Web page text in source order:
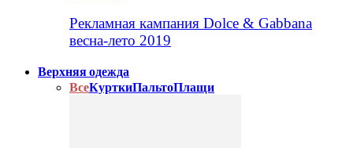
Рекламная кампания Dolce & Gabbana
весна-лето 2019
Верхняя одежда
ВсеКурткиПальтоПлащи